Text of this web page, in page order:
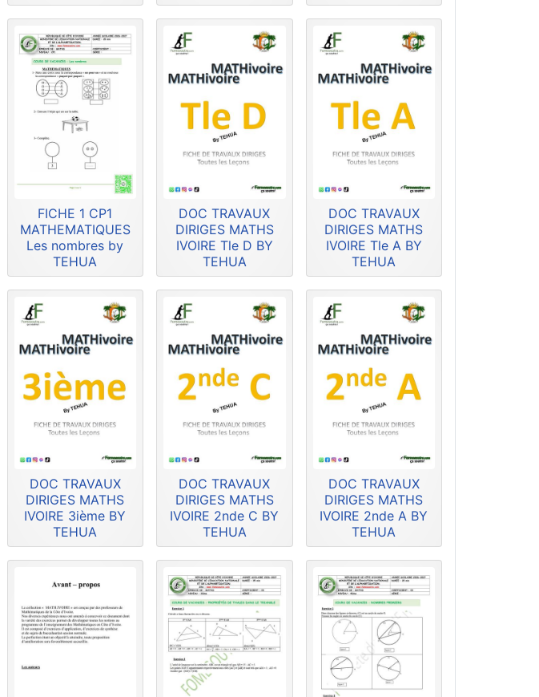
FICHE 1 CP1
MATHEMATIQUES
Les nombres by
TEHUA
DOC TRAVAUX
DIRIGES MATHS
IVOIRE Tle D BY
TEHUA
DOC TRAVAUX
DIRIGES MATHS
IVOIRE Tle A BY
TEHUA
DOC TRAVAUX
DIRIGES MATHS
IVOIRE 3ième BY
TEHUA
DOC TRAVAUX
DIRIGES MATHS
IVOIRE 2nde C BY
TEHUA
DOC TRAVAUX
DIRIGES MATHS
IVOIRE 2nde A BY
TEHUA